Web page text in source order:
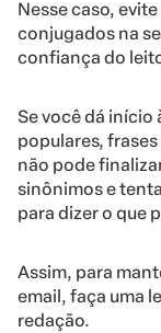
Nesse caso,
conjugados na
confiança do
Se você dá
populares,
não pode
sinônimos e
para dizer o que
Assim, para
email, faça uma
redação.